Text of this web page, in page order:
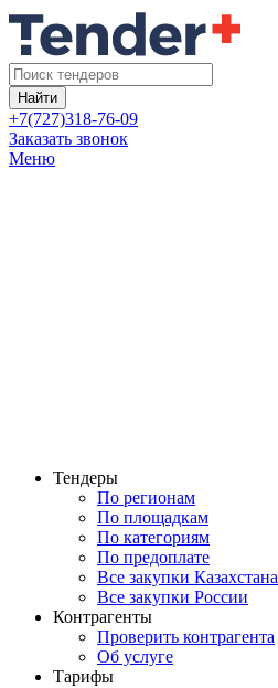
Найти
+7(727)318-76-09
Заказать звонок
Меню
Тендеры
По регионам
По площадкам
По категориям
По предоплате
Все закупки Казахстана
Все закупки России
Контрагенты
Проверить контрагента
Об услуге
Тарифы